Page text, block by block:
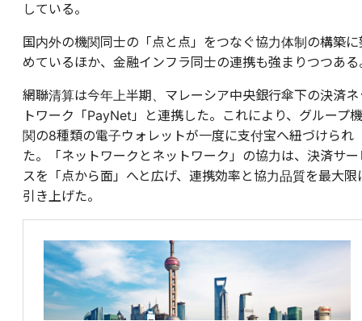
している。
国内外の機関同士の「点と点」をつなぐ協力体制の構築に
めているほか、金融インフラ同士の連携も強まりつつある
網聯清算は今年上半期、マレーシア中央銀行傘下の決済ネ
トワーク「PayNet」と連携した。これにより、グループ機
関の8種類の電子ウォレットが一度に支付宝へ紐づけられ
た。「ネットワークとネットワーク」の協力は、決済サー
スを「点から面」へと広げ、連携効率と協力品質を最大限
引き上げた。